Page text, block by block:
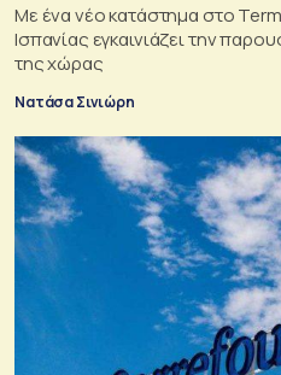
Με ένα νέο κατάστημα στο
Ισπανίας εγκαινιάζει την
της χώρας
Νατάσα Σινιώρη